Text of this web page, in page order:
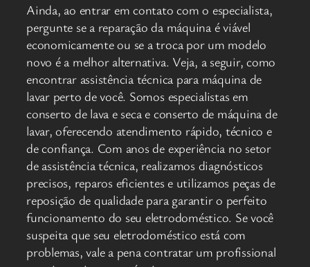
Ainda, ao entrar em contato com o especialista,
pergunte se a reparação da máquina é viável
economicamente ou se a troca por um modelo
novo é a melhor alternativa. Veja, a seguir, como
encontrar assistência técnica para máquina de
lavar perto de você. Somos especialistas em
conserto de lava e seca e conserto de máquina de
lavar, oferecendo atendimento rápido, técnico e
de confiança. Com anos de experiência no setor
de assistência técnica, realizamos diagnósticos
precisos, reparos eficientes e utilizamos peças de
reposição de qualidade para garantir o perfeito
funcionamento do seu eletrodoméstico. Se você
suspeita que seu eletrodoméstico está com
problemas, vale a pena contratar um profissional